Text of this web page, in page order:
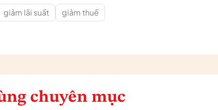
giảm lãi suất
giảm thuế
chuyên mục